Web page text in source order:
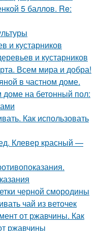
5 баллов. Re:
и кустарников
и кустарников
Всем мира и добра!
в частном доме.
на бетонный пол:
Как использовать
Клевер красный —
черной смородины
чай из веточек
от ржавчины. Как
ржавчины